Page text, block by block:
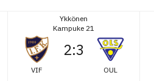
Ykkönen
Kampuke 21
VIF
2:3
OUL